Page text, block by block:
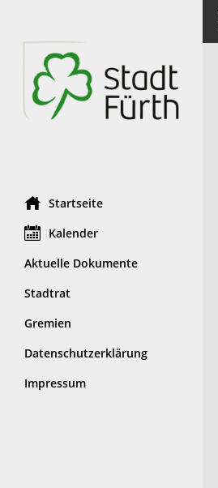
Startseite
Kalender
Aktuelle Dokumente
Stadtrat
Gremien
Datenschutzerklärung
Impressum